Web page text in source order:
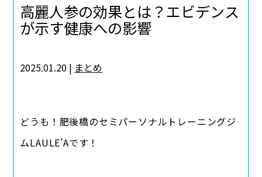
高麗人参の効果とは？エビデンス
が示す健康への影響
2025.01.20 | まとめ
どうも！肥後橋のセミパーソナルトレーニングジ
ムLAULE’Aです！